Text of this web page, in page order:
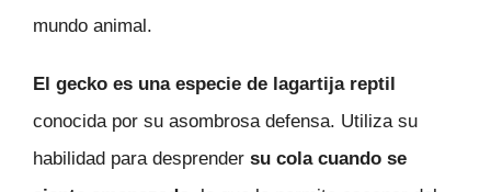
mundo animal.
El gecko es una especie de lagartija reptil
conocida por su asombrosa defensa. Utiliza su
habilidad para desprender su cola cuando se